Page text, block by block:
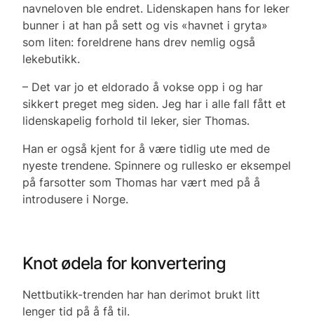
navneloven ble endret. Lidenskapen hans for leker
bunner i at han på sett og vis «havnet i gryta»
som liten: foreldrene hans drev nemlig også
lekebutikk.
– Det var jo et eldorado å vokse opp i og har
sikkert preget meg siden. Jeg har i alle fall fått et
lidenskapelig forhold til leker, sier Thomas.
Han er også kjent for å være tidlig ute med de
nyeste trendene. Spinnere og rullesko er eksempel
på farsotter som Thomas har vært med på å
introdusere i Norge.
Knot ødela for konvertering
Nettbutikk-trenden har han derimot brukt litt
lenger tid på å få til.